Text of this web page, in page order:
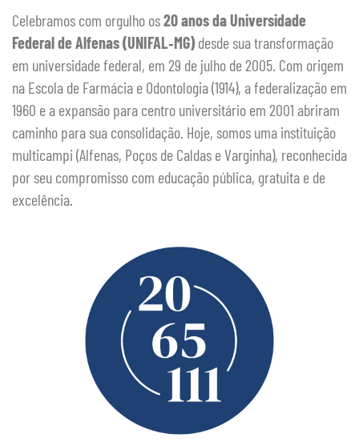
Celebramos com orgulho os20 anos da Universidade
Federal de Alfenas (UNIFAL‑MG) desde sua transformação
em universidade federal, em 29 de julho de 2005. Com origem
na Escola de Farmácia e Odontologia (1914), a federalização em
1960 e a expansão para centro universitário em 2001 abriram
caminho para sua consolidação. Hoje, somos uma instituição
multicampi (Alfenas, Poços de Caldas e Varginha), reconhecida
por seu compromisso com educação pública, gratuita e de
excelência.